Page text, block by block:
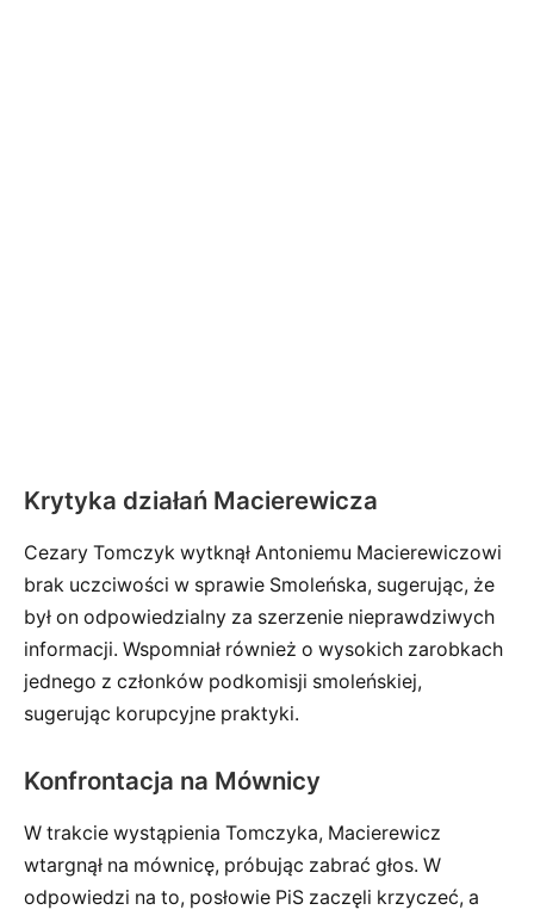
Krytyka działań Macierewicza
Cezary Tomczyk wytknął Antoniemu Macierewiczowi
brak uczciwości w sprawie Smoleńska, sugerując, że
był on odpowiedzialny za szerzenie nieprawdziwych
informacji. Wspomniał również o wysokich zarobkach
jednego z członków podkomisji smoleńskiej,
sugerując korupcyjne praktyki.
Konfrontacja na Mównicy
W trakcie wystąpienia Tomczyka, Macierewicz
wtargnął na mównicę, próbując zabrać głos. W
odpowiedzi na to, posłowie PiS zaczęli krzyczeć, a